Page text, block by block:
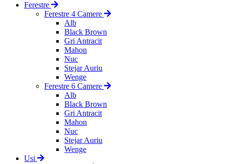
Ferestre
Ferestre 4 Camere
Alb
Black Brown
Gri Antracit
Mahon
Nuc
Stejar Auriu
Wenge
Ferestre 6 Camere
Alb
Black Brown
Gri Antracit
Mahon
Nuc
Stejar Auriu
Wenge
Usi